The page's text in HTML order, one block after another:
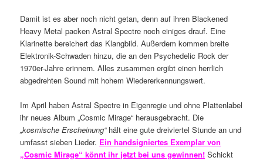
Damit ist es aber noch nicht getan, denn auf ihren Blackened
Heavy Metal packen Astral Spectre noch einiges drauf. Eine
Klarinette bereichert das Klangbild. Außerdem kommen breite
Elektronik-Schwaden hinzu, die an den Psychedelic Rock der
1970er-Jahre erinnern. Alles zusammen ergibt einen herrlich
abgedrehten Sound mit hohem Wiedererkennungswert.
Im April haben Astral Spectre in Eigenregie und ohne Plattenlabel
ihr neues Album „Cosmic Mirage“ herausgebracht. Die
„kosmische Erscheinung“hält eine gute dreiviertel Stunde an und
umfasst sieben Lieder. Ein handsigniertes Exemplar von
„Cosmic Mirage“ könnt ihr jetzt bei uns gewinnen! Schickt